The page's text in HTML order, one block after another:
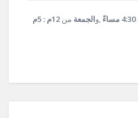
4:30 مساءً ,والجمعة من 12م : 5م